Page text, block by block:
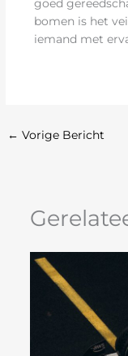
goed
bomen is het
iemand met
← Vorige Bericht